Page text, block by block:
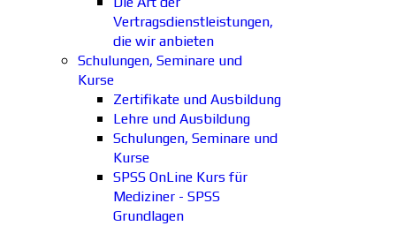
Vertragsdienstleistungen,
die wir anbieten
Schulungen, Seminare und
Kurse
Zertifikate und Ausbildung
Lehre und Ausbildung
Schulungen, Seminare und
Kurse
SPSS OnLine Kurs für
Mediziner - SPSS
Grundlagen